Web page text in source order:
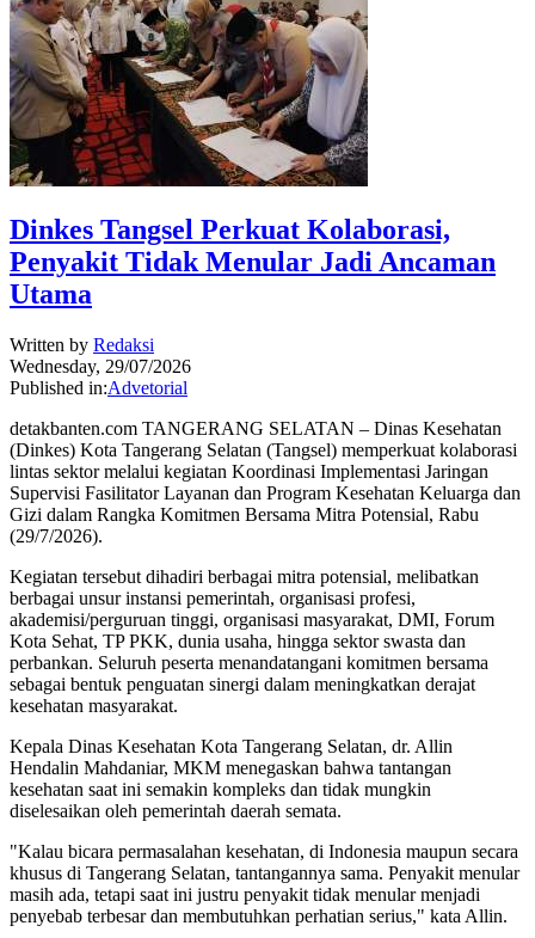
Dinkes Tangsel Perkuat Kolaborasi,
Penyakit Tidak Menular Jadi Ancaman
Utama
Written by Redaksi
Wednesday, 29/07/2026
Published in:Advetorial
detakbanten.com TANGERANG SELATAN – Dinas Kesehatan
(Dinkes) Kota Tangerang Selatan (Tangsel) memperkuat kolaborasi
lintas sektor melalui kegiatan Koordinasi Implementasi Jaringan
Supervisi Fasilitator Layanan dan Program Kesehatan Keluarga dan
Gizi dalam Rangka Komitmen Bersama Mitra Potensial, Rabu
(29/7/2026).
Kegiatan tersebut dihadiri berbagai mitra potensial, melibatkan
berbagai unsur instansi pemerintah, organisasi profesi,
akademisi/perguruan tinggi, organisasi masyarakat, DMI, Forum
Kota Sehat, TP PKK, dunia usaha, hingga sektor swasta dan
perbankan. Seluruh peserta menandatangani komitmen bersama
sebagai bentuk penguatan sinergi dalam meningkatkan derajat
kesehatan masyarakat.
Kepala Dinas Kesehatan Kota Tangerang Selatan, dr. Allin
Hendalin Mahdaniar, MKM menegaskan bahwa tantangan
kesehatan saat ini semakin kompleks dan tidak mungkin
diselesaikan oleh pemerintah daerah semata.
"Kalau bicara permasalahan kesehatan, di Indonesia maupun secara
khusus di Tangerang Selatan, tantangannya sama. Penyakit menular
masih ada, tetapi saat ini justru penyakit tidak menular menjadi
penyebab terbesar dan membutuhkan perhatian serius," kata Allin.